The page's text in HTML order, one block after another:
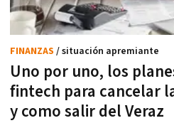
Uno por uno, los
fintech para cancelar
y como salir del Veraz
FINANZAS / situación apremiante